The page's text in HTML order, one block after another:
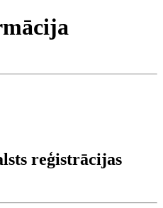
reģistrācijas